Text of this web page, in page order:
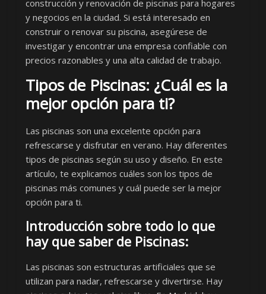
construcción y renovación de piscinas para hogares
y negocios en la ciudad. Si está interesado en
construir o renovar su piscina, asegúrese de
investigar y encontrar una empresa confiable con
precios razonables y una alta calidad de trabajo.
Tipos de Piscinas: ¿Cuál es la
mejor opción para ti?
Las piscinas son una excelente opción para
refrescarse y disfrutar en verano. Hay diferentes
tipos de piscinas según su uso y diseño. En este
artículo, te explicamos cuáles son los tipos de
piscinas más comunes y cuál puede ser la mejor
opción para ti.
Introducción sobre todo lo que
hay que saber de Piscinas:
Las piscinas son estructuras artificiales que se
utilizan para nadar, refrescarse y divertirse. Hay